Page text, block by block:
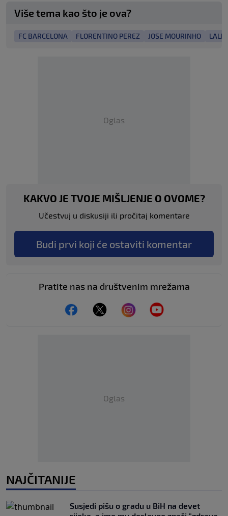
Više tema kao što je ova?
FC BARCELONA FLORENTINO PEREZ JOSE MOURINHO
Oglas
KAKVO JE TVOJE MIŠLJENJE O OVOME?
Učestvuj u diskusiji ili pročitaj komentare
Budi prvi koji će ostaviti komentar
Pratite nas na društvenim mrežama
Oglas
NAJČITANIJE
Susjedi pišu o gradu u BiH na devet